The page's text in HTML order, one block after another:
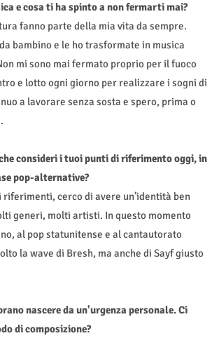
e cosa ti ha spinto a non fermarti mai?
fanno parte della mia vita da sempre.
bambino e le ho trasformate in musica
mi sono mai fermato proprio per il fuoco
e lotto ogni giorno per realizzare i sogni di
a lavorare senza sosta e spero, prima o
consideri i tuoi punti di riferimento oggi, in
pop-alternative?
riferimenti, cerco di avere un’identità ben
generi, molti artisti. In questo momento
al pop statunitense e al cantautorato
la wave di Bresh, ma anche di Sayf giusto
nascere da un'urgenza personale. Ci
di composizione?